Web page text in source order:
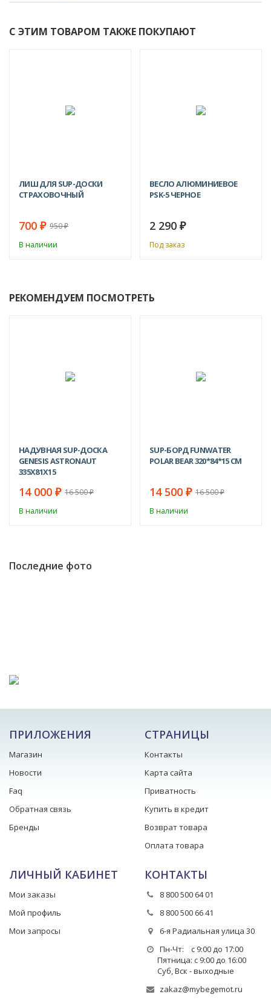
С ЭТИМ ТОВАРОМ ТАКЖЕ ПОКУПАЮТ
ЛИШ ДЛЯ SUP-ДОСКИ
СТРАХОВОЧНЫЙ
700 ₽ 950₽
В наличии
ВЕСЛО АЛЮМИНИЕВОЕ
PSK-5 ЧЕРНОЕ
2 290 ₽
Под заказ
РЕКОМЕНДУЕМ ПОСМОТРЕТЬ
НАДУВНАЯ SUP-ДОСКА
GENESIS ASTRONAUT
335Х81Х15
14 000 ₽ 16 500₽
В наличии
SUP-БОРД FUNWATER
POLAR BEAR 320*84*15 СМ
14 500 ₽ 16 500₽
В наличии
Последние фото
ПРИЛОЖЕНИЯ
Магазин
Новости
Faq
Обратная связь
Бренды
СТРАНИЦЫ
Контакты
Карта сайта
Приватность
Купить в кредит
Возврат товара
Оплата товара
ЛИЧНЫЙ КАБИНЕТ
Мои заказы
Мой профиль
Мои запросы
КОНТАКТЫ
8 800 500 64 01
8 800 500 66 41
6-я Радиальная улица 30
Пн-Чт: с 9:00 до 17:00
Пятница: с 9:00 до 16:00
Суб, Вск - выходные
zakaz@mybegemot.ru